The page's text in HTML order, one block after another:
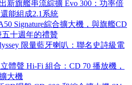
新旗艦串流綜擴 Evo 300：功率倍
能組成2.1系統
Signature綜合擴大機，與旗艦CD
十週年的禮贊
限量藍牙喇叭：聯名史詩級電
體聲 Hi-Fi 組合：CD 70 播放機，
大機